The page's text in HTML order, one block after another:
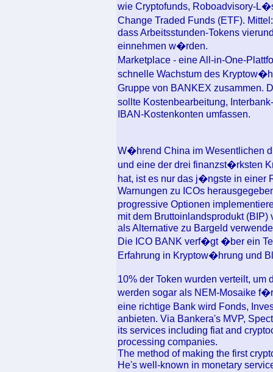
wie Cryptofunds, Roboadvisory-
Change Traded Funds (ETF).
dass Arbeitsstunden-Tokens
einnehmen w�rden.
Marketplace - eine All-in-One-
schnelle Wachstum des
Gruppe von BANKEX zusammen.
sollte Kostenbearbeitung,
IBAN-Kostenkonten umfassen.
W�hrend China im Wesentlichen
und eine der drei finanzst�rksten
hat, ist es nur das j�ngste in einer
Warnungen zu ICOs
progressive Optionen
mit dem Bruttoinlandsprodukt
als Alternative zu Bargeld
Die ICO BANK verf�gt �ber ein
Erfahrung in Kryptow�hrung und
10% der Token wurden verteilt, um
werden sogar als NEM-Mosaike
eine richtige Bank wird Fonds,
anbieten. Via Bankera's MVP,
its services including fiat and
processing companies.
The method of making the first
He's well-known in monetary